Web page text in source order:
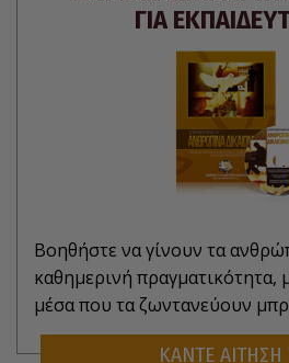
ΓΙΑ
Βοηθήστε να γίνουν τα
καθημερινή πραγματικότητα,
μέσα που τα ζωντανεύουν
ΚΑΝΤΕ ΑΙΤΗΣΗ